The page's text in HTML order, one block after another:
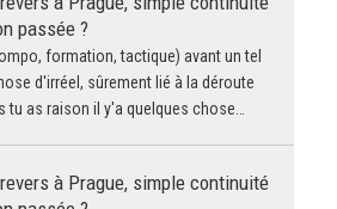
passée ?
formation, tactique) avant un tel
d'irréel, sûrement lié à la déroute
tu as raison il y'a quelques chose…
à Prague, simple continuité